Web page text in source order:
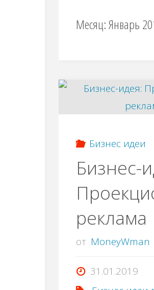
Месяц:Январь
Бизнес идеи
Бизнес-
реклама
от MoneyWman
31.01.2019